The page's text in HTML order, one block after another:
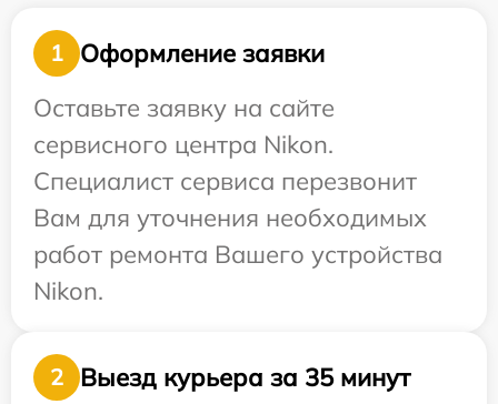
1
Оформление заявки
Оставьте заявку на сайте
сервисного центра Nikon.
Специалист сервиса перезвонит
Вам для уточнения необходимых
работ ремонта Вашего устройства
Nikon.
2
Выезд курьера за 35 минут